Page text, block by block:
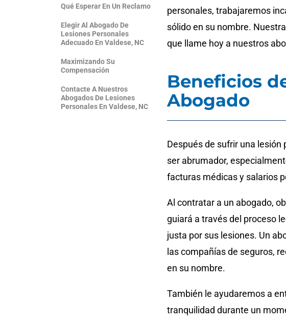
Qué Esperar En Un Reclamo
Elegir Al Abogado De
Lesiones Personales
Adecuado En Valdese, NC
Maximizando Su
Compensación
Contacte A Nuestros
Abogados De Lesiones
Personales En Valdese, NC
personales, trabajaremos
sólido en su nombre.
que llame hoy a nuestros
Beneficios
Abogado
Después de sufrir una
ser abrumador,
facturas médicas y salarios
Al contratar a un abogado,
guiará a través del proceso
justa por sus lesiones. Un
las compañías de seguros,
en su nombre.
También le ayudaremos a
tranquilidad durante un